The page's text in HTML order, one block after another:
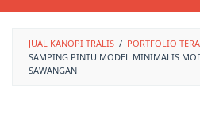
JUAL KANOPI TRALIS / PORTFOLIO
SAMPING PINTU MODEL MINIMALIS
SAWANGAN